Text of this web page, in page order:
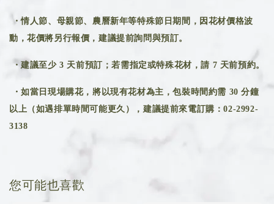
・情人節、母親節、農曆新年等特殊節日期間，因花材價格波
動，花價將另行報價，建議提前詢問與預訂。
・建議至少 3 天前預訂；若需指定或特殊花材，請 7 天前預約。
・如當日現場購花，將以現有花材為主，包裝時間約需 30 分鐘
以上（如遇排單時間可能更久），建議提前來電訂購：02-2992-
3138
您可能也喜歡